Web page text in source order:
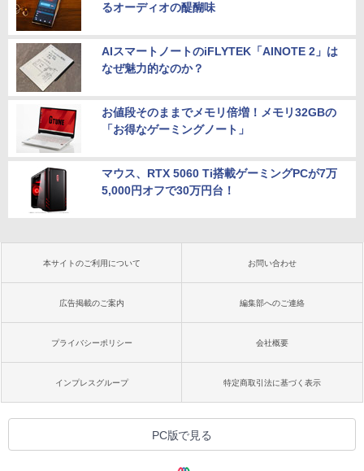
るオーディオの醍醐味
AIスマートノートのiFLYTEK「AINOTE 2」は
なぜ魅力的なのか？
お値段そのままでメモリ倍増！メモリ32GBの
「お得なゲーミングノート」
マウス、RTX 5060 Ti搭載ゲーミングPCが7万
5,000円オフで30万円台！
本サイトのご利用について お問い合わせ
広告掲載のご案内 編集部へのご連絡
プライバシーポリシー 会社概要
インプレスグループ 特定商取引法に基づく表示
PC版で見る